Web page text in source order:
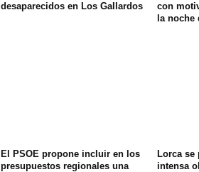
desaparecidos en Los Gallardos
con
la noche
El PSOE propone incluir en los
presupuestos regionales una
Lorca se
intensa